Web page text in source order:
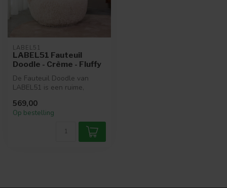
LABEL51
LABEL51 Fauteuil
Doodle - Crème - Fluffy
De Fauteuil Doodle van
LABEL51 is een ruime,
fluffy uits...
569,00
Op bestelling